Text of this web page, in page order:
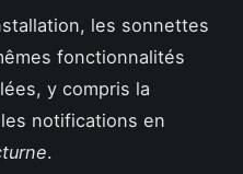
les sonnettes
fonctionnalités
y compris la
notifications en
.